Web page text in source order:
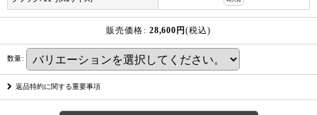
販売価格 : 28,600 円(税込)
数量:
返品特約に関する重要事項